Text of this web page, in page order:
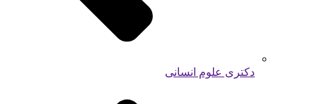
دکتری علوم انسانی